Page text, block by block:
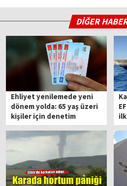
DİĞER
Ehliyet yenilemede yeni
dönem yolda: 65 yaş üzeri
kişiler için denetim
sıkılaşacak